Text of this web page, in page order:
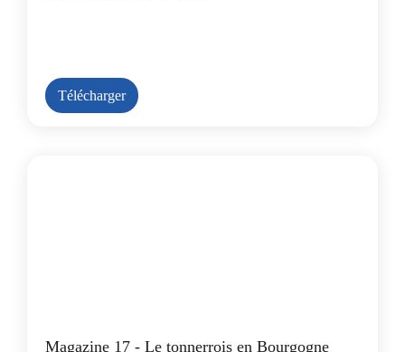
Télécharger
Magazine 17 - Le tonnerrois en Bourgogne